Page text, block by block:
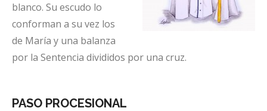
blanco. Su escudo lo
conforman a su vez los
de María y una balanza
por la Sentencia divididos por una cruz.
PASO PROCESIONAL